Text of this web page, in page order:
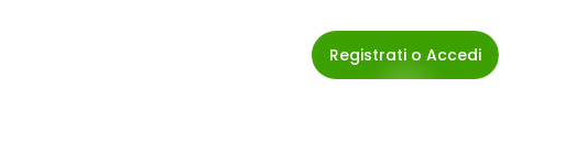
Registrati o Accedi